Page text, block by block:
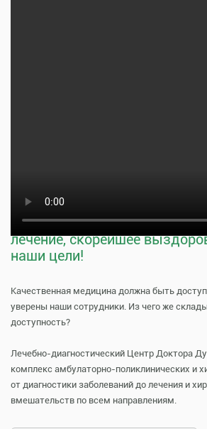
Тщательная профилактика,
лечение, скорейшее
наши цели!
Качественная медицина должна быть
уверены наши сотрудники. Из чего же
доступность?
Лечебно-диагностический Центр Доктора
комплекс амбулаторно-поликлинических и
от диагностики заболеваний до лечения и
вмешательств по всем направлениям.